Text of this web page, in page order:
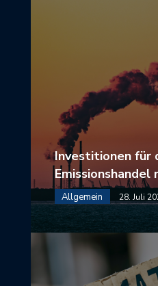
Investitionen für
Allgemein 28. Juli